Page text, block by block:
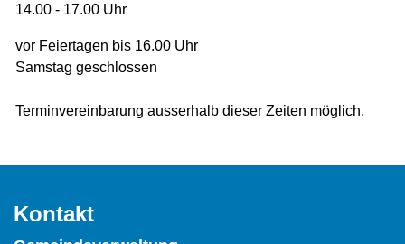
14.00 - 17.00 Uhr
vor Feiertagen bis 16.00 Uhr
Samstag geschlossen
Terminvereinbarung ausserhalb dieser Zeiten möglich.
Kontakt